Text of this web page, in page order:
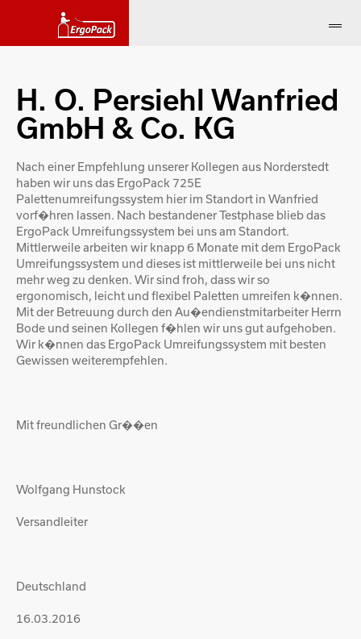
H. O. Persiehl Wanfried
GmbH & Co. KG
Nach einer Empfehlung unserer Kollegen aus Norderstedt
haben wir uns das ErgoPack 725E
Palettenumreifungssystem hier im Standort in Wanfried
vorf�hren lassen. Nach bestandener Testphase blieb das
ErgoPack Umreifungssystem bei uns am Standort.
Mittlerweile arbeiten wir knapp 6 Monate mit dem ErgoPack
Umreifungssystem und dieses ist mittlerweile bei uns nicht
mehr weg zu denken. Wir sind froh, dass wir so
ergonomisch, leicht und flexibel Paletten umreifen k�nnen.
Mit der Betreuung durch den Au�endienstmitarbeiter Herrn
Bode und seinen Kollegen f�hlen wir uns gut aufgehoben.
Wir k�nnen das ErgoPack Umreifungssystem mit besten
Gewissen weiterempfehlen.
Mit freundlichen Gr��en
Wolfgang Hunstock
Versandleiter
Deutschland
16.03.2016